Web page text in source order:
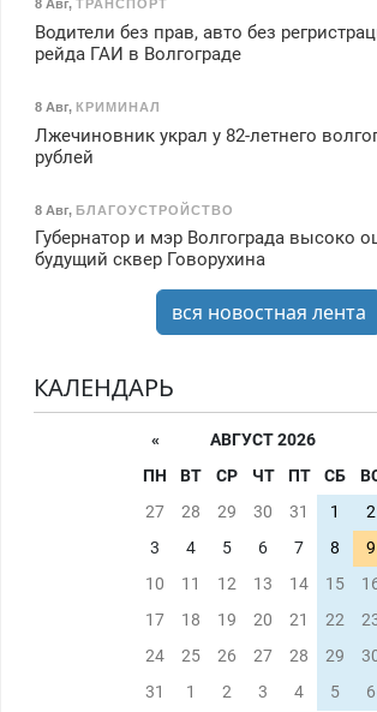
8 Авг, ТРАНСПОРТ
Водители без прав, авто без
рейда ГАИ в Волгограде
8 Авг, КРИМИНАЛ
Лжечиновник украл у 82-летнего
рублей
8 Авг, БЛАГОУСТРОЙСТВО
Губернатор и мэр Волгограда высоко
будущий сквер Говорухина
вся новостная лента
КАЛЕНДАРЬ
«
АВГУСТ 2026
ПН
ВТ СР ЧТ ПТ СБ
27
28 29 30 31 1
2
3
4 5 6 7 8
9
10
11 12 13 14 15
17
18 19 20 21 22
24
25 26 27 28 29
31
1 2 3 4 5 6